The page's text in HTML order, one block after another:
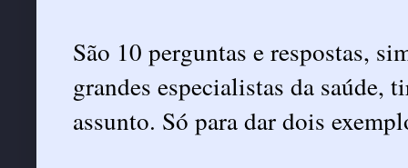
São 10 perguntas e respostas,
grandes especialistas da saúde,
assunto. Só para dar dois